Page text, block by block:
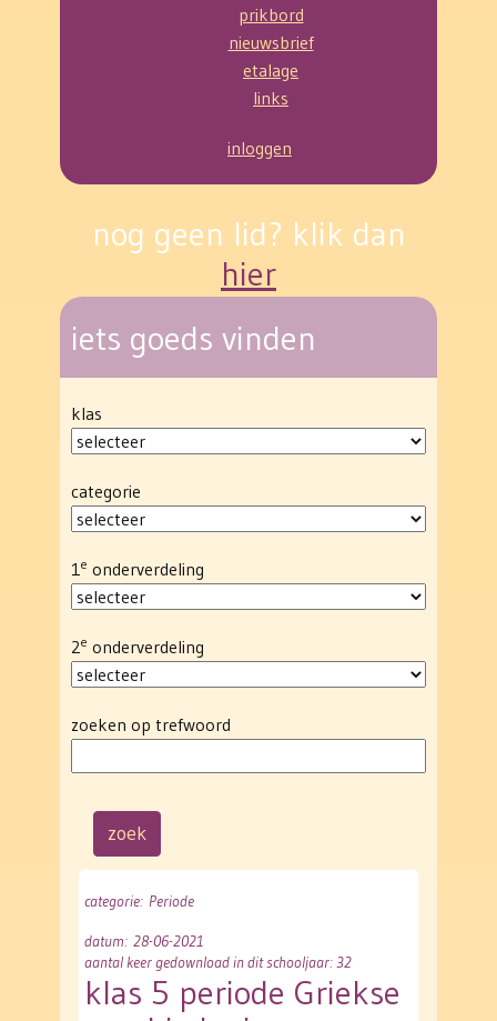
prikbord
nieuwsbrief
etalage
links
inloggen
nog geen lid? klik dan
hier
iets goeds vinden
klas
categorie
1e onderverdeling
2e onderverdeling
zoeken op trefwoord
categorie: Periode
datum: 28-06-2021
aantal keer gedownload in dit schooljaar: 32
klas 5 periode Griekse